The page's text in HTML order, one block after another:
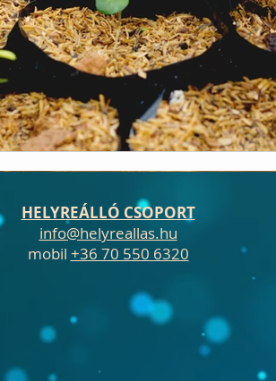
HELYREÁLLÓ CSOPORT
info@helyreallas.hu
mobil +36 70 550 6320